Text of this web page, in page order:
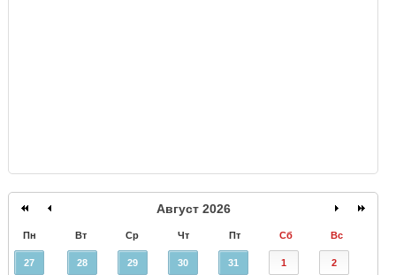
Август 2026
Пн Вт Ср Чт Пт Сб Вс
27 28 29 30 31 1 2